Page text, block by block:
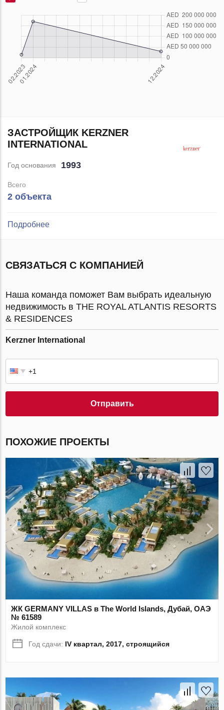
ЗАСТРОЙЩИК KERZNER
INTERNATIONAL
Год основания 1993
Всего
2 объекта
Подробнее
СВЯЗАТЬСЯ С КОМПАНИЕЙ
Наша команда поможет Вам выбрать идеальную
недвижимость в THE ROYAL ATLANTIS RESORTS
& RESIDENCES
Kerzner International
Отправить
ПОХОЖИЕ ПРОЕКТЫ
ЖК GERMANY VILLAS в The World Islands, Дубай, ОАЭ
№ 61589
Жилой комплекс
Год сдачи: IV квартал, 2017, строящийся